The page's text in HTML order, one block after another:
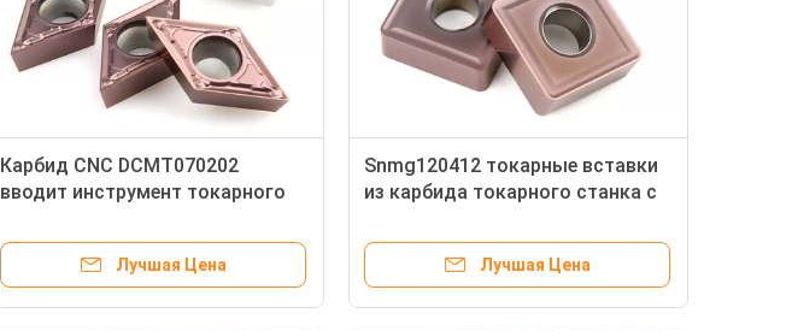
Карбид CNC DCMT070202
вводит инструмент токарного
Лучшая Цена
Snmg120412 токарные вставки
из карбида токарного станка с
карбида
Лучшая Цена